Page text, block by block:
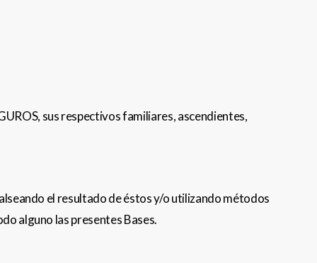
sus respectivos familiares, ascendientes,
el resultado de éstos y/o utilizando métodos
alguno las presentes Bases.